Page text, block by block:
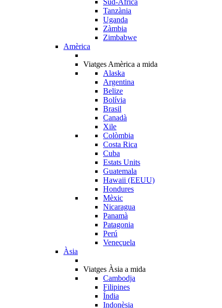
Sud-Àfrica
Tanzània
Uganda
Zàmbia
Zimbabwe
Amèrica
Viatges Amèrica a mida
Alaska
Argentina
Belize
Bolívia
Brasil
Canadà
Xile
Colòmbia
Costa Rica
Cuba
Estats Units
Guatemala
Hawaii (EEUU)
Hondures
Mèxic
Nicaragua
Panamà
Patagonia
Perú
Veneçuela
Àsia
Viatges Àsia a mida
Cambodja
Filipines
Índia
Indonèsia